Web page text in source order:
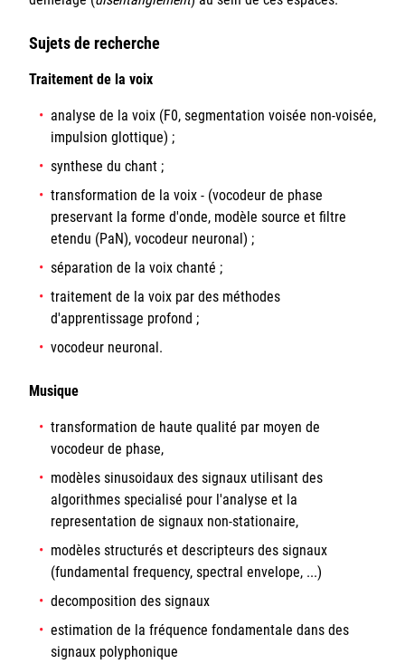
Sujets de recherche
Traitement de la voix
analyse de la voix (F0, segmentation voisée non-voisée,
impulsion glottique) ;
synthese du chant ;
transformation de la voix - (vocodeur de phase
preservant la forme d'onde, modèle source et filtre
etendu (PaN), vocodeur neuronal) ;
séparation de la voix chanté ;
traitement de la voix par des méthodes
d'apprentissage profond ;
vocodeur neuronal.
Musique
transformation de haute qualité par moyen de
vocodeur de phase,
modèles sinusoidaux des signaux utilisant des
algorithmes specialisé pour l'analyse et la
representation de signaux non-stationaire,
modèles structurés et descripteurs des signaux
(fundamental frequency, spectral envelope, ...)
decomposition des signaux
estimation de la fréquence fondamentale dans des
signaux polyphonique